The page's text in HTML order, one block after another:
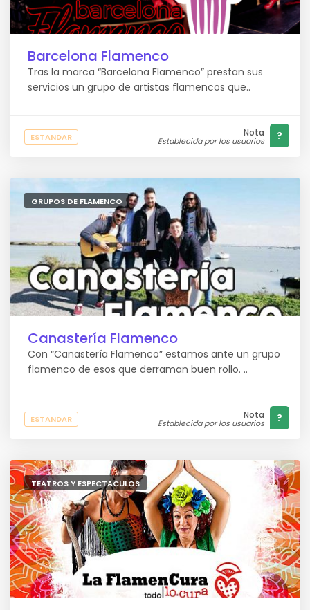
Barcelona Flamenco
Tras la marca “Barcelona Flamenco” prestan sus
servicios un grupo de artistas flamencos que..
ESTANDAR Nota
Establecida por los usuarios ?
GRUPOS DE FLAMENCO
Canastería Flamenco
Con “Canastería Flamenco” estamos ante un grupo
flamenco de esos que derraman buen rollo. ..
ESTANDAR Nota
Establecida por los usuarios ?
TEATROS Y ESPECTACULOS